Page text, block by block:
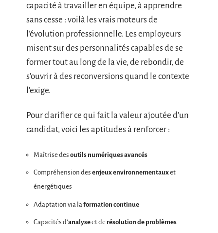
capacité à travailler en équipe, à apprendre
sans cesse : voilà les vrais moteurs de
l’évolution professionnelle. Les employeurs
misent sur des personnalités capables de se
former tout au long de la vie, de rebondir, de
s’ouvrir à des reconversions quand le contexte
l’exige.
Pour clarifier ce qui fait la valeur ajoutée d’un
candidat, voici les aptitudes à renforcer :
Maîtrise des outils numériques avancés
Compréhension des enjeux environnementauxet
énergétiques
Adaptation via la formation continue
Capacités d’analyseet de résolution de problèmes